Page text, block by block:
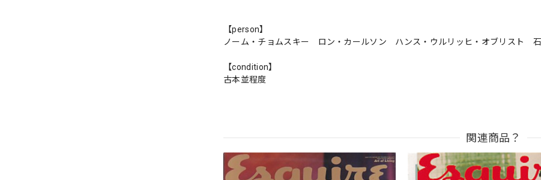
【person】
ノーム・チョムスキー ロン・カールソン ハンス・ウルリッヒ・オブリスト
【condition】
古本並程度
関連商品？